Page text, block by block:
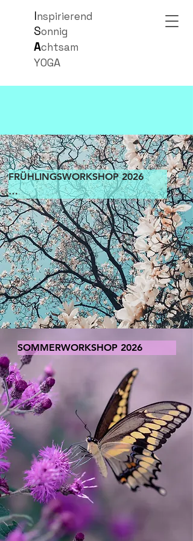
Inspirierend
Sonnig
Achtsam
YOGA
FRÜHLINGSWORKSHOP 2026
Weitere Informationen und Datum
folgen..
Der Yoga Workshop ist für alle
Levels geeignet.
Verbindliche Anmeldung unter
Kontakt
Ort:
Isa Yoga, Schellerstrasse 21, 8620
Wetzikon ZH
Ich freue mich auf Dich :-)
Herzlich
Isabelle
SOMMERWORKSHOP 2026